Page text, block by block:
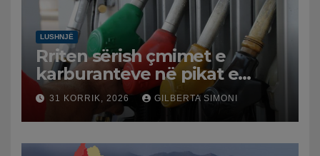
LUSHNJË
Rriten sërish çmimet e
karburanteve në pikat e
karburanteve në Lushnjë.
Tensionet në Lindjen e
Mesme shtrenjtojnë naftën
dhe benzinën në vend
31 KORRIK, 2026 GILBERTA SIMONI